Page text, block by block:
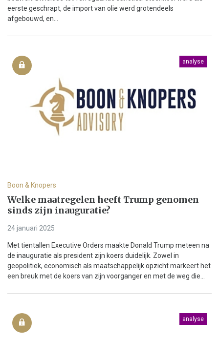
eerste geschrapt, de import van olie werd grotendeels
afgebouwd, en...
analyse
Boon & Knopers
Welke maatregelen heeft Trump genomen
sinds zijn inauguratie?
24 januari 2025
Met tientallen Executive Orders maakte Donald Trump meteen na
de inauguratie als president zijn koers duidelijk. Zowel in
geopolitiek, economisch als maatschappelijk opzicht markeert het
een breuk met de koers van zijn voorganger en met de weg die...
analyse